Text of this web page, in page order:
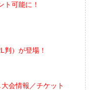
ト可能に！
判）が登場！
会情報／チケット